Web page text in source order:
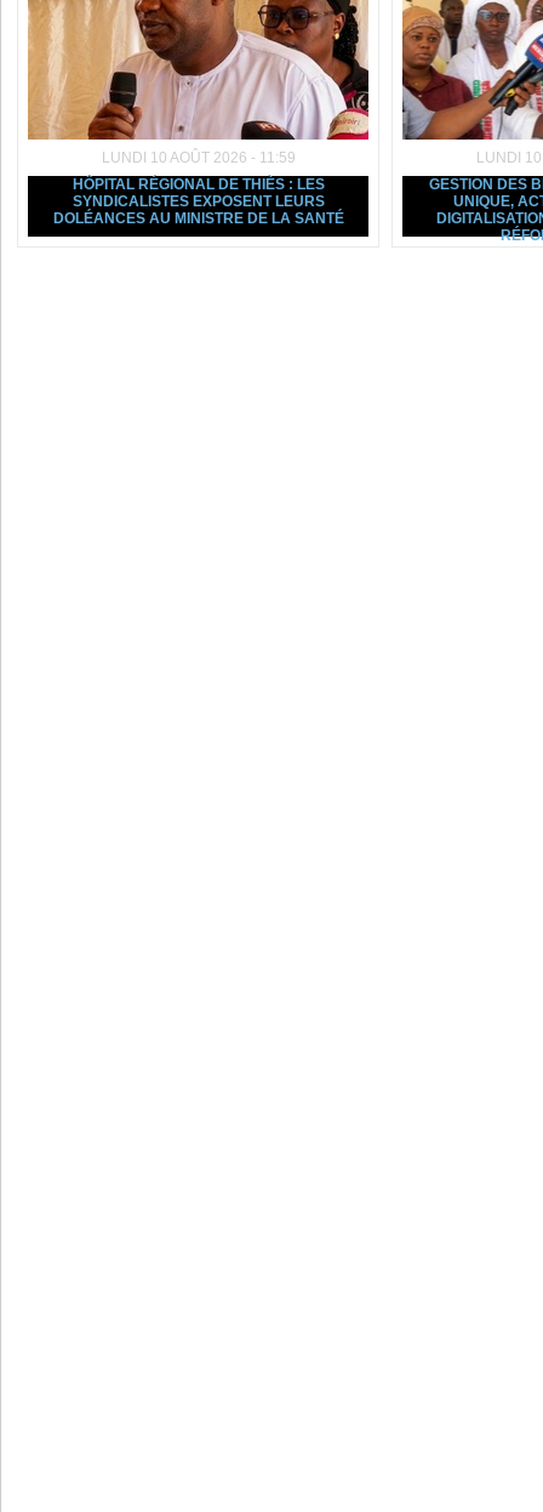
LUNDI 10 AOÛT 2026 - 11:59
HÔPITAL RÉGIONAL DE THIÈS : LES
SYNDICALISTES EXPOSENT LEURS
DOLÉANCES AU MINISTRE DE LA SANTÉ
LUNDI
GESTION DES
UNIQUE,